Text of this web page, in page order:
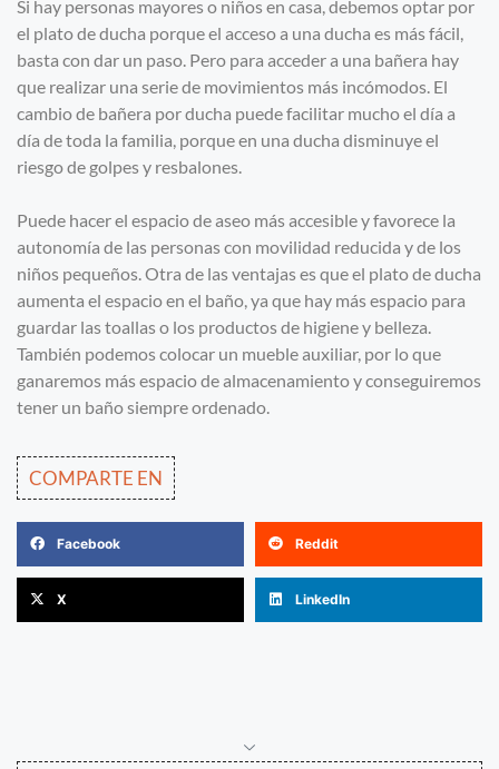
Si hay personas mayores o niños en casa, debemos optar por
el plato de ducha porque el acceso a una ducha es más fácil,
basta con dar un paso. Pero para acceder a una bañera hay
que realizar una serie de movimientos más incómodos. El
cambio de bañera por ducha puede facilitar mucho el día a
día de toda la familia, porque en una ducha disminuye el
riesgo de golpes y resbalones.
Puede hacer el espacio de aseo más accesible y favorece la
autonomía de las personas con movilidad reducida y de los
niños pequeños. Otra de las ventajas es que el plato de ducha
aumenta el espacio en el baño, ya que hay más espacio para
guardar las toallas o los productos de higiene y belleza.
También podemos colocar un mueble auxiliar, por lo que
ganaremos más espacio de almacenamiento y conseguiremos
tener un baño siempre ordenado.
COMPARTE EN
Facebook Reddit
X LinkedIn